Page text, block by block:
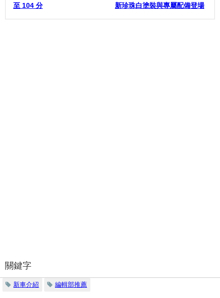
至 104 分
新珍珠白塗裝與專屬配備登場
關鍵字
新車介紹 編輯部推薦